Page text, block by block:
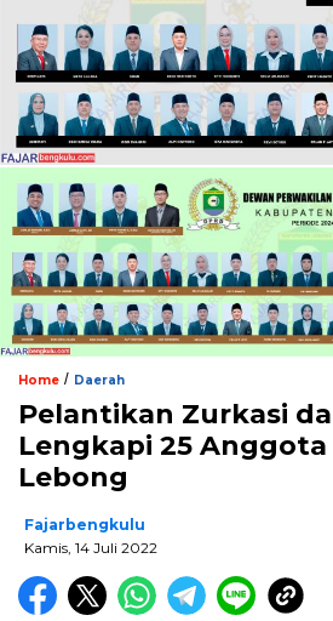
Home / Daerah
Pelantikan Zurkasi
Lengkapi 25 Anggota
Lebong
Fajarbengkulu
Kamis, 14 Juli 2022